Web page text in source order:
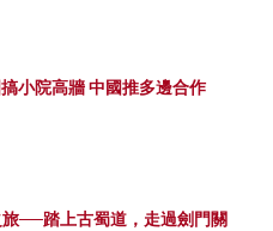
小院高牆 中國推多邊合作
──踏上古蜀道，走過劍門關